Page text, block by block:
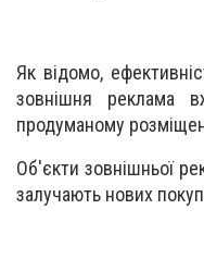
Як відомо,
зовнішня реклама
продуманому
Об'єкти зовнішньої
залучають нових